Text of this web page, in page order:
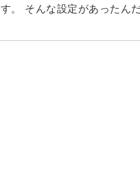
す。 そんな設定があったん